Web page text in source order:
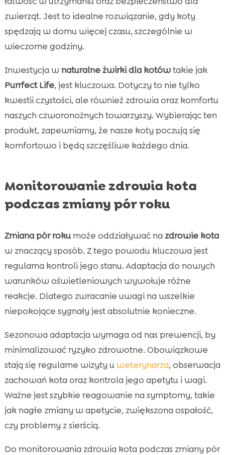
zwierząt. Jest to idealne rozwiązanie, gdy koty
spędzają w domu więcej czasu, szczególnie w
wieczorne godziny.
Inwestycja w naturalne żwirki dla kotówtakie jak
Purrfect Life, jest kluczowa. Dotyczy to nie tylko
kwestii czystości, ale również zdrowia oraz komfortu
naszych czworonożnych towarzyszy. Wybierając ten
produkt, zapewniamy, że nasze koty poczują się
komfortowo i będą szczęśliwe każdego dnia.
Monitorowanie zdrowia kota
podczas zmiany pór roku
Zmiana pór rokumoże oddziaływać na zdrowie kota
w znaczący sposób. Z tego powodu kluczowa jest
regularna kontroli jego stanu. Adaptacja do nowych
warunków oświetleniowych wywołuje różne
reakcje. Dlatego zwracanie uwagi na wszelkie
niepokojące sygnały jest absolutnie konieczne.
Sezonowa adaptacja wymaga od nas prewencji, by
minimalizować ryzyko zdrowotne. Obowiązkowe
stają się regularne wizyty uweterynarza, obserwacja
zachowań kota oraz kontrola jego apetytu i wagi.
Ważne jest szybkie reagowanie na symptomy, takie
jak nagłe zmiany w apetycie, zwiększona ospałość,
czy problemy z sierścią.
Do monitorowania zdrowia kota podczas zmiany pór